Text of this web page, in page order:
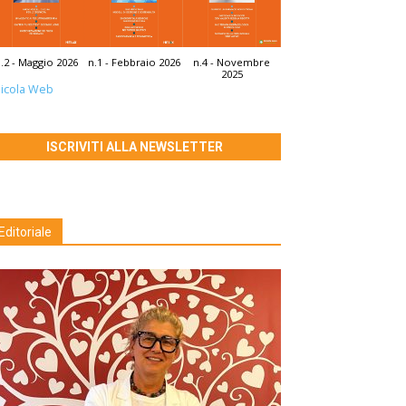
- Maggio 2026 n.1 - Febbraio 2026
n.4 - Novembre
2025
Web
ISCRIVITI ALLA NEWSLETTER